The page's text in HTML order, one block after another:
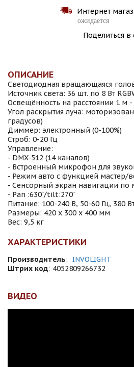
Интернет
ожидается
Поделиться в
ОПИСАНИЕ
Светодиодная вращающаяся
Источник света: 36 шт. по 8 Вт
Освещённость на расстоянии 1 м
Угол раскрытия луча:
градусов)
Диммер: электронный (0-100%)
Строб: 0-20 Гц
Управление:
- DMX-512 (14 каналов)
- Встроенный микрофон для
- Режим авто с функцией мастер/
- Сенсорный экран навигации по
- Pan :630`/tilt:270`
Питание: 100-240 В, 50-60 Гц, 380
Размеры: 420 x 300 x 400 мм
Вес: 9,5 кг
ХАРАКТЕРИСТИКИ
Производитель: INVOLIGHT
Штрих код: 4052809266732
ВИДЕО